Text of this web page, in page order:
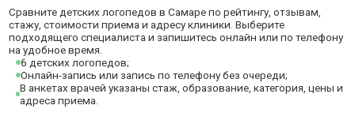
Сравните детских логопедов в Самаре по рейтингу, отзывам,
стажу, стоимости приема и адресу клиники. Выберите
подходящего специалиста и запишитесь онлайн или по телефону
на удобное время.
6 детских логопедов;
Онлайн-запись или запись по телефону без очереди;
В анкетах врачей указаны стаж, образование, категория, цены и
адреса приема.